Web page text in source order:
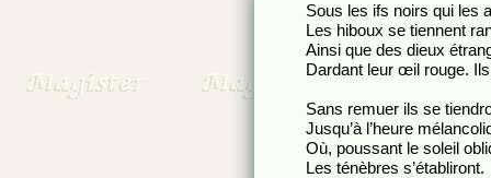
Sous les ifs noirs qui les
Les hiboux se tiennent
Ainsi que des dieux
Dardant leur œil rouge.
Sans remuer ils se
Jusqu’à l’heure
Où, poussant le soleil
Les ténèbres s’établiront.